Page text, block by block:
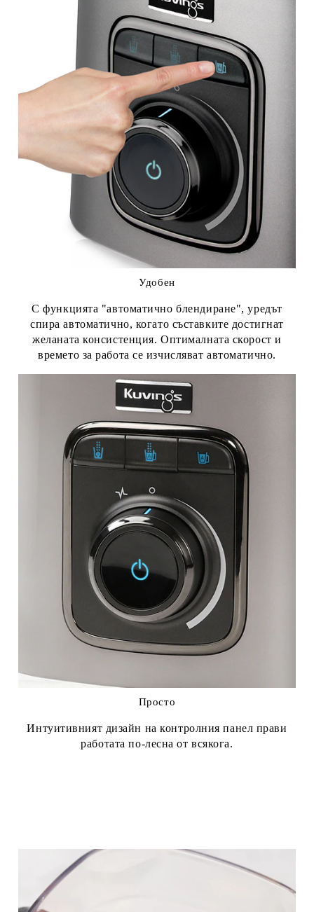
Удобен
С функцията "автоматично блендиране", уредът
спира автоматично, когато съставките достигнат
желаната консистенция. Оптималната скорост и
времето за работа се изчисляват автоматично.
Просто
Интуитивният дизайн на контролния панел прави
работата по-лесна от всякога.